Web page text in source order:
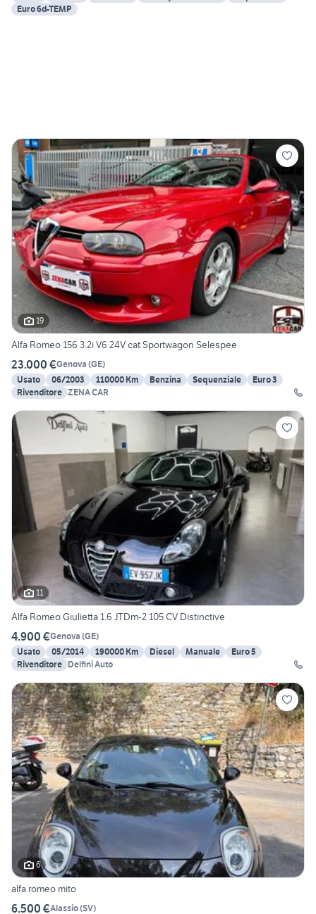
Euro 6d-TEMP
19
Alfa Romeo 156 3.2i V6 24V cat Sportwagon Selespee
23.000 €Genova (GE)
Usato
06/2003 110000 Km Benzina Sequenziale
Euro 3
Rivenditore ZENA CAR
11
Alfa Romeo Giulietta 1.6 JTDm-2 105 CV Distinctive
4.900 €Genova (GE)
Usato
05/2014 190000 Km Diesel Manuale
Euro 5
Rivenditore Delfini Auto
6
alfa romeo mito
6.500 €Alassio(SV)